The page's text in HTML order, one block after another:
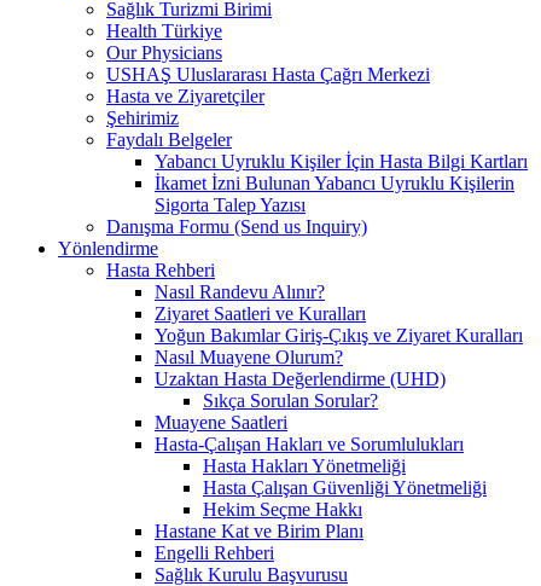
Sağlık Turizmi Birimi
Health Türkiye
Our Physicians
USHAŞ Uluslararası Hasta Çağrı Merkezi
Hasta ve Ziyaretçiler
Şehirimiz
Faydalı Belgeler
Yabancı Uyruklu Kişiler İçin Hasta Bilgi Kartları
İkamet İzni Bulunan Yabancı Uyruklu Kişilerin
Sigorta Talep Yazısı
Danışma Formu (Send us Inquiry)
Yönlendirme
Hasta Rehberi
Nasıl Randevu Alınır?
Ziyaret Saatleri ve Kuralları
Yoğun Bakımlar Giriş-Çıkış ve Ziyaret Kuralları
Nasıl Muayene Olurum?
Uzaktan Hasta Değerlendirme (UHD)
Sıkça Sorulan Sorular?
Muayene Saatleri
Hasta-Çalışan Hakları ve Sorumlulukları
Hasta Hakları Yönetmeliği
Hasta Çalışan Güvenliği Yönetmeliği
Hekim Seçme Hakkı
Hastane Kat ve Birim Planı
Engelli Rehberi
Sağlık Kurulu Başvurusu